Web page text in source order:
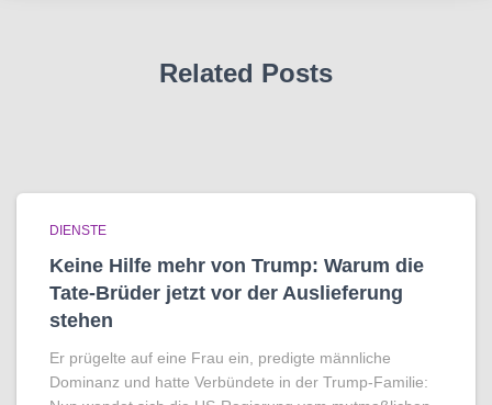
Related Posts
DIENSTE
Keine Hilfe mehr von Trump: Warum die
Tate-Brüder jetzt vor der Auslieferung
stehen
Er prügelte auf eine Frau ein, predigte männliche
Dominanz und hatte Verbündete in der Trump-Familie: